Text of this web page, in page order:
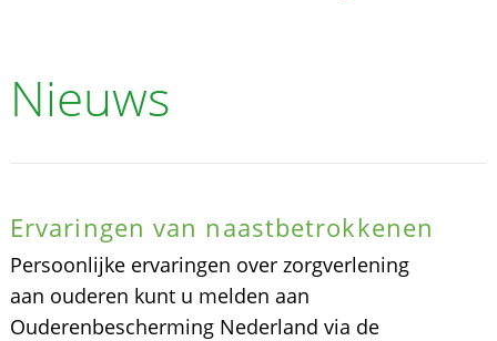
Nieuws
Ervaringen van naastbetrokkenen
Persoonlijke ervaringen over zorgverlening
aan ouderen kunt u melden aan
Ouderenbescherming Nederland via de